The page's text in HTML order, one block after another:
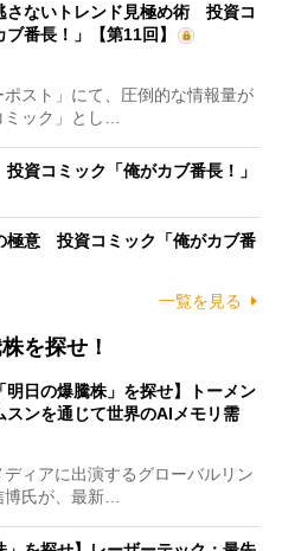
さないトレンド見極め術 投資コ
ブ番長！」【第11回】
スト」にて、圧倒的な情報量が
ック」とし…
資コミック「俺がカブ番長！」
極意 投資コミック「俺がカブ番
一覧を見る
を探せ！
明日の爆騰株」を探せ】トーメン
スンを通じて世界のAIメモリ需
ィアに出演するグローバルリン
氏が、最新…